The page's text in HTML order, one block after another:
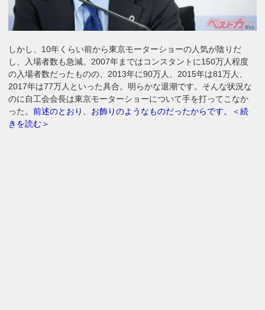
しかし、10年くらい前から東京モーターショーの人気が陰りだ
し、入場者数も急減。2007年まではコンスタントに150万人程度
の入場者数だったものの、2013年に90万人、2015年は81万人、
2017年は77万人といった具合。明らかな退潮です。そんな状況な
のに自工会会長は東京モーターショーについて手を打ってこなか
った。前述のとおり、お飾りのようなものだったからです。＜続
きを読む＞